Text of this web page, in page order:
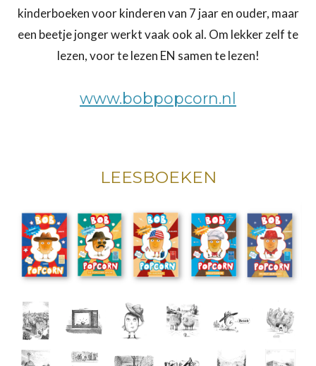
kinderboeken voor kinderen van 7 jaar en ouder, maar
een beetje jonger werkt vaak ook al. Om lekker zelf te
lezen, voor te lezen EN samen te lezen!
www.bobpopcorn.nl
LEESBOEKEN